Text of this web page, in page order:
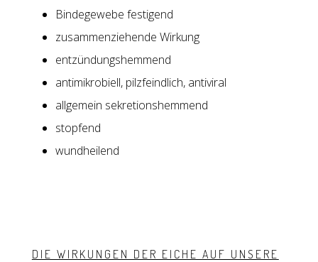
Bindegewebe festigend
zusammenziehende Wirkung
entzündungshemmend
antimikrobiell, pilzfeindlich, antiviral
allgemein sekretionshemmend
stopfend
wundheilend
DIE WIRKUNGEN DER EICHE AUF UNSERE